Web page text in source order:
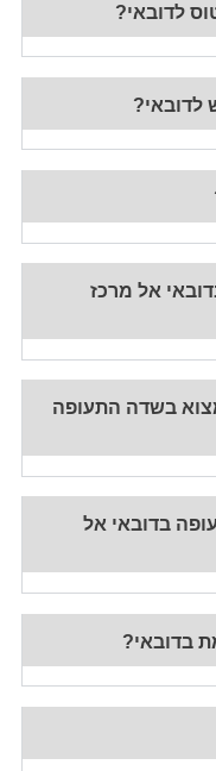
לדובאי?
לדובאי?
אל מרכז
בשדה התעופה
בדובאי אל
בדובאי?